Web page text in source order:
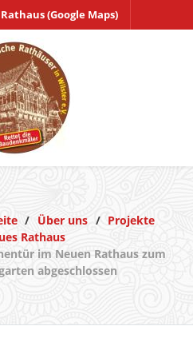
(Google Maps)
Über uns
Projekte
Rathaus
im Neuen Rathaus zum
abgeschlossen